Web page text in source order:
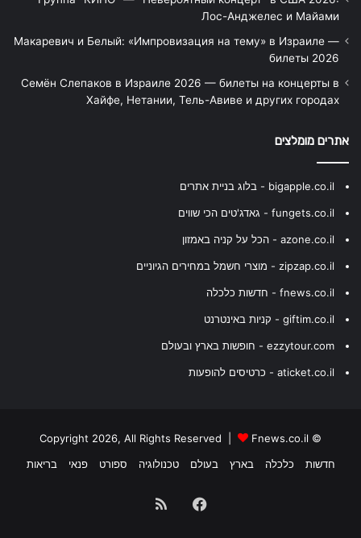
Лос-Анджелес и Майами
Макаревич и Белый: «Импровизация на тему» в Израиле —
билеты 2026
Семён Слепаков в Израиле 2026 — билеты на концерты в
Хайфе, Нетании, Тель-Авиве и других городах
אתרים מומלצים
bigapple.co.il - בלוג בניית אתרים
fungets.co.il - גאדג'טים הכי שווים
azone.co.il - הכל על קניה באמזון
zipzap.co.il - מוצרי חשמל במחירים הגיוניים
fnews.co.il - חדשות כלכלה
giftim.co.il - קניות באינטרנט
ezzytour.com - חופשות בארץ ובעולם
aticket.co.il - כרטיסים להופעות
© Copyright 2026, All Rights Reserved |
Fnews.co.il
חדשות
כלכלה בארץ בעולם טכנולוגיה ספורט פנאי בריאות
Facebook